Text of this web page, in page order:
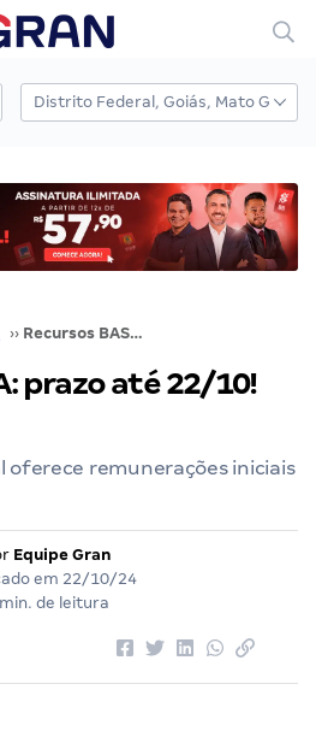
›› Recursos BASA: prazo até 22/10! Saiba mais!
prazo até 22/10!
oferece remunerações iniciais
Equipe Gran
em 22/10/24
de leitura